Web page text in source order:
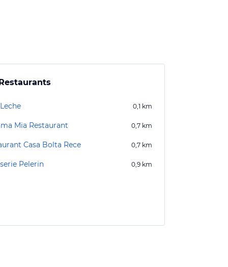
0,1 km
Mia Restaurant 0,7 km
Casa Bolta Rece 0,7 km
Pelerin 0,9 km